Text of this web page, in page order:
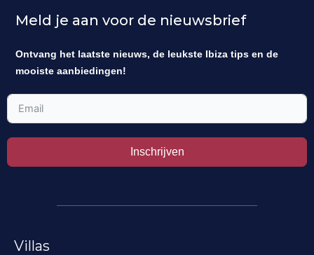
Meld je aan voor de nieuwsbrief
Ontvang het laatste nieuws, de leukste Ibiza tips en de
mooiste aanbiedingen!
Inschrijven
Villas